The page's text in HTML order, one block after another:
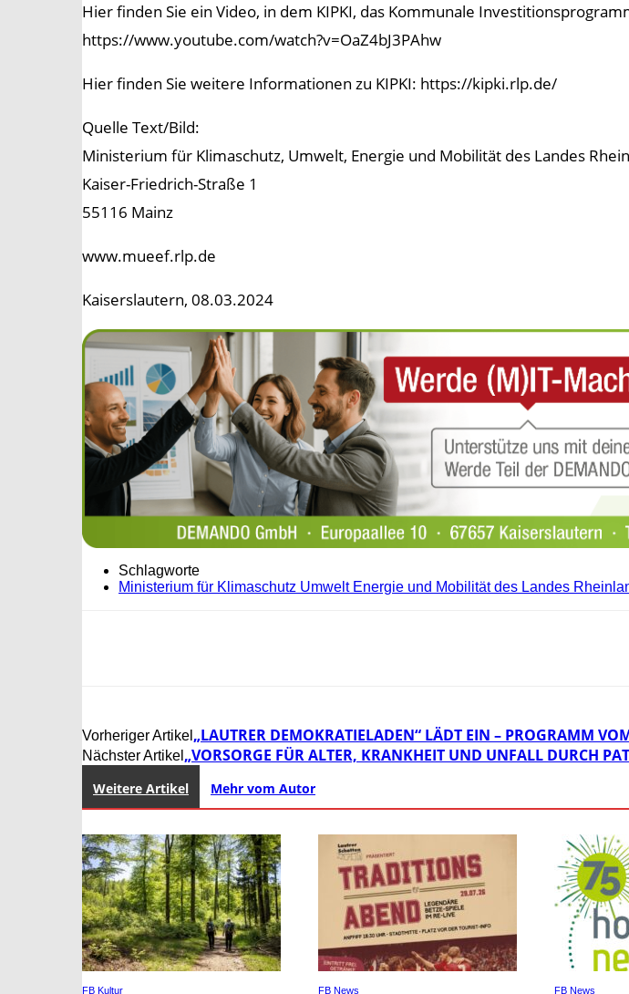
Hier finden Sie ein Video, in dem KIPKI, das Kommunale
https://www.youtube.com/watch?v=OaZ4bJ3PAhw
Hier finden Sie weitere Informationen zu KIPKI: https://kipki.rlp.de/
Quelle Text/Bild:
Ministerium für Klimaschutz, Umwelt, Energie und Mobilität des Landes
Kaiser-Friedrich-Straße 1
55116 Mainz
www.mueef.rlp.de
Kaiserslautern, 08.03.2024
Schlagworte
Ministerium für Klimaschutz Umwelt Energie und Mobilität des Landes
Vorheriger Artikel „LAUTRER DEMOKRATIELADEN“ LÄDT EIN – PROGRAMM
Nächster Artikel „VORSORGE FÜR ALTER, KRANKHEIT UND UNFALL DURCH
Weitere Artikel Mehr vom Autor
FB Kultur FB News FB News